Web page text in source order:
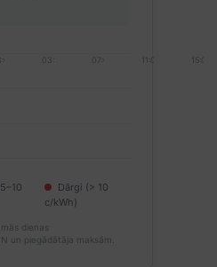
03:00 07:00 11:00 15:00
Dārgi (> 10
c/kWh)
dienas
un piegādātāja maksām.